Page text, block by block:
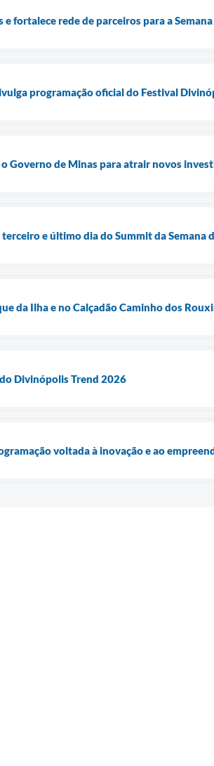
fortalece rede de parceiros para a
programação oficial do Festival
Governo de Minas para atrair novos
e último dia do Summit da Semana
da Ilha e no Calçadão Caminho dos
Divinópolis Trend 2026
voltada à inovação e ao